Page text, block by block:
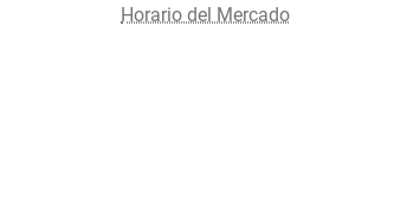
Horario del Mercado